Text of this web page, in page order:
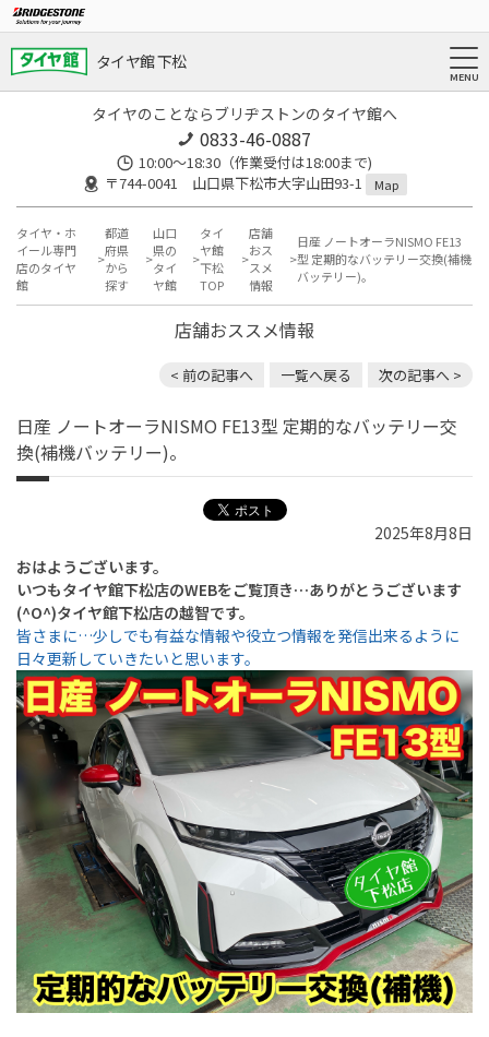
タイヤ館 下松
タイヤのことならブリヂストンのタイヤ館へ
0833-46-0887
10:00～18:30（作業受付は18:00まで)
〒744-0041 山口県下松市大字山田93-1
Map
タイヤ・ホ
イール専門
店のタイヤ
館
都道
府県
から
探す
山口
県の
タイ
ヤ館
タイ
ヤ館
下松
TOP
店舗
おス
スメ
情報
日産 ノートオーラNISMO FE13
型 定期的なバッテリー交換(補機
バッテリー)。
店舗おススメ情報
< 前の記事へ 一覧へ戻る 次の記事へ >
日産 ノートオーラNISMO FE13型 定期的なバッテリー交
換(補機バッテリー)。
2025年8月8日
おはようございます。
いつもタイヤ館下松店のWEBをご覧頂き…ありがとうございます
(^O^)タイヤ館下松店の越智です。
皆さまに…少しでも有益な情報や役立つ情報を発信出来るように
日々更新していきたいと思います。